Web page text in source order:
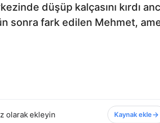
düşüp kalçasını kırdı
sonra fark edilen Mehmet,
olarak ekleyin Kaynak ekle